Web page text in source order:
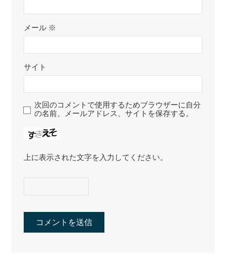
メール ※
サイト
次回のコメントで使用するためブラウザーに自分
の名前、メールアドレス、サイトを保存する。
上に表示された文字を入力してください。